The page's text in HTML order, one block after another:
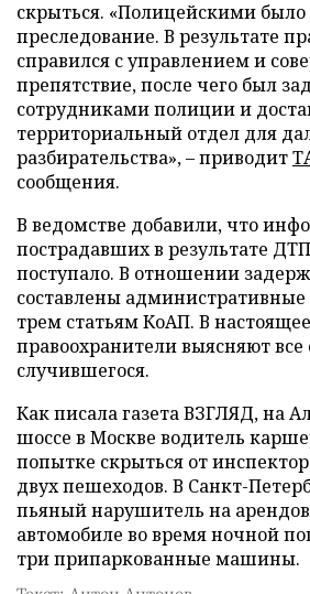
скрыться. «Полицейскими было
преследование. В результате
справился с управлением и
препятствие, после чего был
сотрудниками полиции и
территориальный отдел для
разбирательства», – приводит
сообщения.
В ведомстве добавили, что
пострадавших в результате
поступало. В отношении
составлены
трем статьям КоАП. В
правоохранители выясняют все
случившегося.
Как писала газета ВЗГЛЯД, на
шоссе в Москве водитель
попытке скрыться от
двух пешеходов. В Санкт-
пьяный нарушитель на
автомобиле во время ночной
три припаркованные машины.